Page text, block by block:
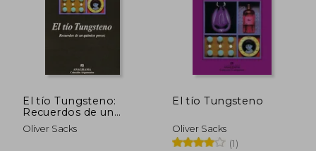
10% 50%
dcto.
El tío Tungsteno:
Recuerdos de un
Químico Precoz
Oliver Sacks
El tío Tungsteno
Oliver Sacks
(1)